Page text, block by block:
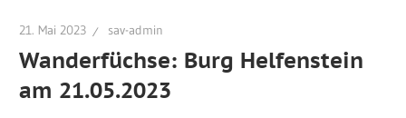
21. Mai 2023 sav-admin
Wanderfüchse: Burg Helfenstein
am 21.05.2023